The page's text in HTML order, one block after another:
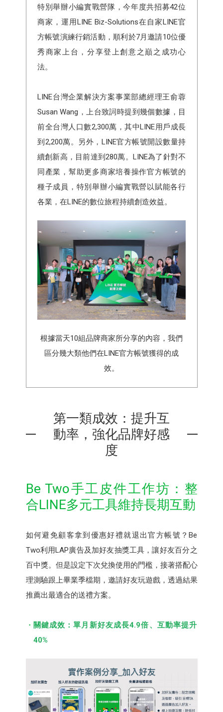
特別舉辦小編實戰營隊，今年度共招募42位
商家，運用LINE Biz-Solutions在自家LINE官
方帳號演練行銷活動，順利於7月邀請10位優
秀商家上台，分享登上創意之巔之成功心
法。
LINE台灣企業解決⽅案事業部總經理王俞蓉
Susan Wang，上台致詞時提到幾個數據，目
前全台灣人口數2,300萬，其中LINE用戶成長
到2,200萬。另外，LINE官方帳號開設數量持
續創新高，目前達到280萬。LINE為了針對不
同產業，幫助更多商家培養操作官方帳號的
種子成員，特別舉辦小編實戰營以賦能各行
各業，在LINE的數位旅程持續創造效益。
根據當天10組品牌商家所分享的內容，我們
區分幾大類他們在LINE官方帳號獲得的成
效。
第一類成效：提升互
動率，強化品牌好感
度
Be Two手工皮件⼯作坊：整
合LINE多元工具維持長期互動
如何避免顧客拿到優惠好禮就退出官方帳號？Be
Two利用LAP廣告及加好友抽獎⼯具，讓好友百分之
百中獎。但是設定下次兌換使用的門檻，接著搭配心
理測驗跟上畢業季檔期，邀請好友玩遊戲，透過結果
推薦出最適合的送禮方案。
關鍵成效：單月新好友成長4.9倍、互動率提升
40%